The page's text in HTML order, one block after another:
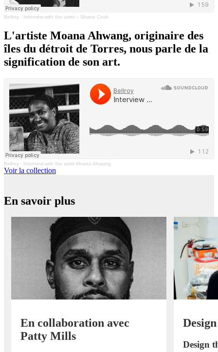
Bellroy · Interview with the artist – Shane Cook
L'artiste Moana Ahwang, originaire des
îles du détroit de Torres, nous parle de la
signification de son art.
Bellroy · Interview with the artist Moana Ahwang
Voir la collection
En savoir plus
En collaboration avec
Patty Mills
Design
Design